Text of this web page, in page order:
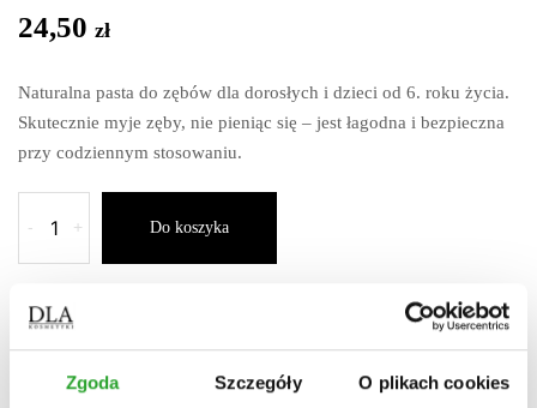
Zgoda Szczegóły O plikach cookies
24,50 zł
Naturalna pasta do zębów dla dorosłych i dzieci od 6. roku życia.
Skutecznie myje zęby, nie pieniąc się – jest łagodna i bezpieczna
przy codziennym stosowaniu.
- + Do koszyka
O produkcie